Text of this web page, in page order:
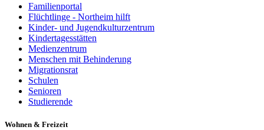
Familienportal
Flüchtlinge - Northeim hilft
Kinder- und Jugendkulturzentrum
Kindertagesstätten
Medienzentrum
Menschen mit Behinderung
Migrationsrat
Schulen
Senioren
Studierende
Wohnen & Freizeit